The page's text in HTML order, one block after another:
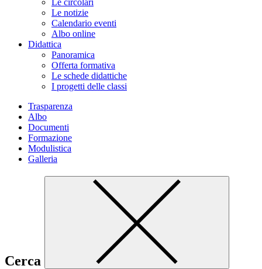
Le circolari
Le notizie
Calendario eventi
Albo online
Didattica
Panoramica
Offerta formativa
Le schede didattiche
I progetti delle classi
Trasparenza
Albo
Documenti
Formazione
Modulistica
Galleria
Cerca